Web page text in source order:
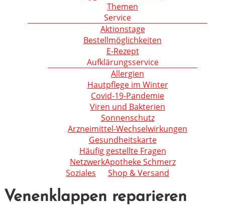
Themen
Service
Aktionstage
Bestellmöglichkeiten
E-Rezept
Aufklärungsservice
Allergien
Hautpflege im Winter
Covid-19-Pandemie
Viren und Bakterien
Sonnenschutz
Arzneimittel-Wechselwirkungen
Gesundheitskarte
Häufig gestellte Fragen
NetzwerkApotheke Schmerz
Soziales
Shop & Versand
Venenklappen reparieren